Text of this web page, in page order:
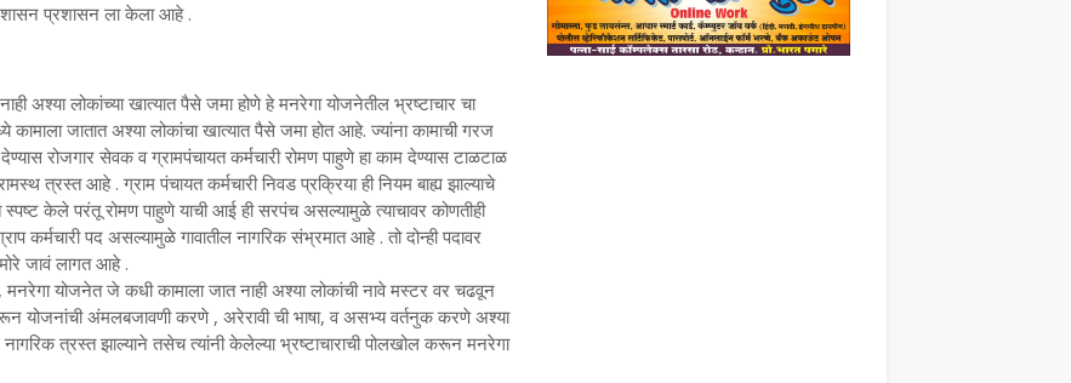
शासन प्रशासन ला केला आहे .
अश्या लोकांच्या खात्यात पैसे जमा होणे हे मनरेगा योजनेतील भ्रष्टाचार चा
जातात अश्या लोकांचा खात्यात पैसे जमा होत आहे. ज्यांना कामाची गरज
रोजगार सेवक व ग्रामपंचायत कर्मचारी रोमण पाहुणे हा काम देण्यास टाळटाळ
त्रस्त आहे . ग्राम पंचायत कर्मचारी निवड प्रक्रिया ही नियम बाह्य झाल्याचे
केले परंतू रोमण पाहुणे याची आई ही सरपंच असल्यामुळे त्याचावर कोणतीही
कर्मचारी पद असल्यामुळे गावातील नागरिक संभ्रमात आहे . तो दोन्ही पदावर
जावं लागत आहे .
योजनेत जे कधी कामाला जात नाही अश्या लोकांची नावे मस्टर वर चढवून
योजनांची अंमलबजावणी करणे , अरेरावी ची भाषा, व असभ्य वर्तनुक करणे अश्या
नागरिक त्रस्त झाल्याने तसेच त्यांनी केलेल्या भ्रष्टाचाराची पोलखोल करून मनरेगा